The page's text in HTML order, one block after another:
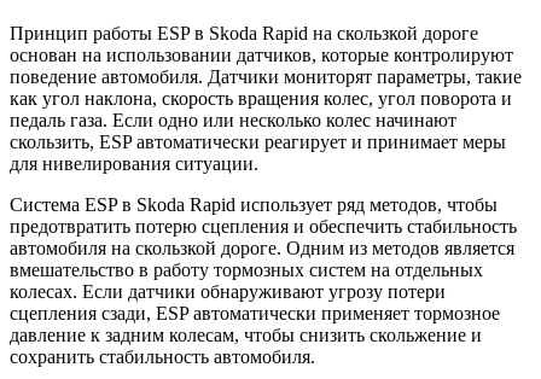
Принцип работы ESP в Skoda Rapid на скользкой дороге
основан на использовании датчиков, которые контролируют
поведение автомобиля. Датчики мониторят параметры, такие
как угол наклона, скорость вращения колес, угол поворота и
педаль газа. Если одно или несколько колес начинают
скользить, ESP автоматически реагирует и принимает меры
для нивелирования ситуации.
Система ESP в Skoda Rapid использует ряд методов, чтобы
предотвратить потерю сцепления и обеспечить стабильность
автомобиля на скользкой дороге. Одним из методов является
вмешательство в работу тормозных систем на отдельных
колесах. Если датчики обнаруживают угрозу потери
сцепления сзади, ESP автоматически применяет тормозное
давление к задним колесам, чтобы снизить скольжение и
сохранить стабильность автомобиля.